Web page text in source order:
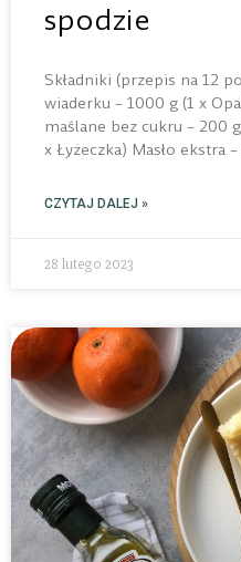
spodzie
Składniki (przepis na 12
wiaderku – 1000 g (1 x
maślane bez cukru – 200
x Łyżeczka) Masło ekstra
CZYTAJ DALEJ »
28 lutego 2023